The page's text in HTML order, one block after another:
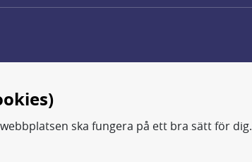
ska fungera på ett bra sätt för dig.